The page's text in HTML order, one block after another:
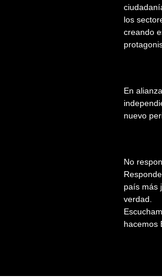
los
creando
En
nuevo
No
país más
verdad.
hacemos